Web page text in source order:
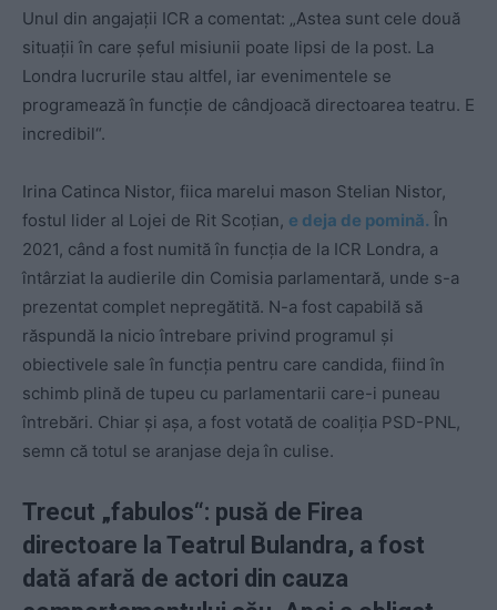
Unul din angajații ICR a comentat: „Astea sunt cele două
situații în care șeful misiunii poate lipsi de la post. La
Londra lucrurile stau altfel, iar evenimentele se
programează în funcție de cândjoacă directoarea teatru. E
incredibil“.
Irina Catinca Nistor, fiica marelui mason Stelian Nistor,
fostul lider al Lojei de Rit Scoțian, e deja de pomină. În
2021, când a fost numită în funcția de la ICR Londra, a
întârziat la audierile din Comisia parlamentară, unde s-a
prezentat complet nepregătită. N-a fost capabilă să
răspundă la nicio întrebare privind programul și
obiectivele sale în funcția pentru care candida, fiind în
schimb plină de tupeu cu parlamentarii care-i puneau
întrebări. Chiar și așa, a fost votată de coaliția PSD-PNL,
semn că totul se aranjase deja în culise.
Trecut „fabulos“: pusă de Firea
directoare la Teatrul Bulandra, a fost
dată afară de actori din cauza